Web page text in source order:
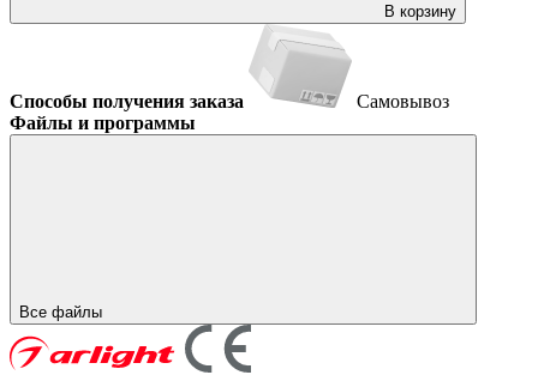
В корзину
Способы получения заказа
Самовывоз
Файлы и программы
Все файлы